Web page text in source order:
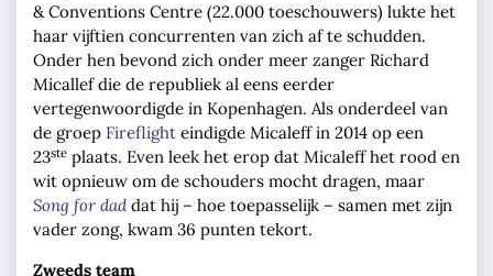
& Conventions Centre (22.000 toeschouwers) lukte het
haar vijftien concurrenten van zich af te schudden.
Onder hen bevond zich onder meer zanger Richard
Micallef die de republiek al eens eerder
vertegenwoordigde in Kopenhagen. Als onderdeel van
de groep Fireflight eindigde Micaleff in 2014 op een
23ste plaats. Even leek het erop dat Micaleff het rood en
wit opnieuw om de schouders mocht dragen, maar
Song for daddat hij – hoe toepasselijk – samen met zijn
vader zong, kwam 36 punten tekort.
Zweeds team